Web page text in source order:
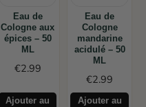
Eau de
Cologne aux
épices – 50
ML
€2.99
Ajouter au
Eau de
Cologne
mandarine
acidulé – 50
ML
€2.99
Ajouter au